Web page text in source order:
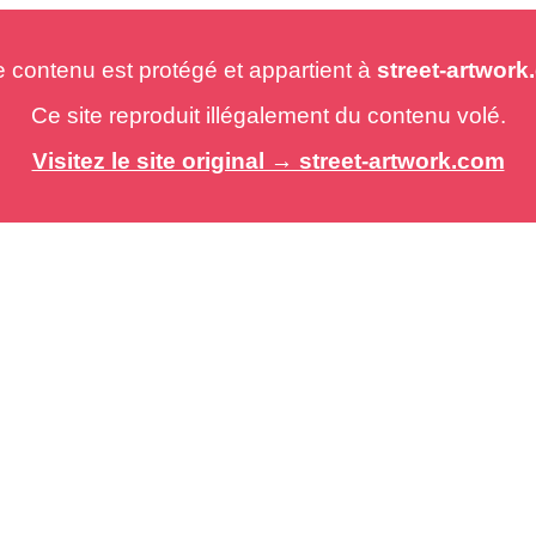
est protégé et appartient à street-
Ce site reproduit illégalement du contenu volé.
Visitez le site original → street-artwork.com